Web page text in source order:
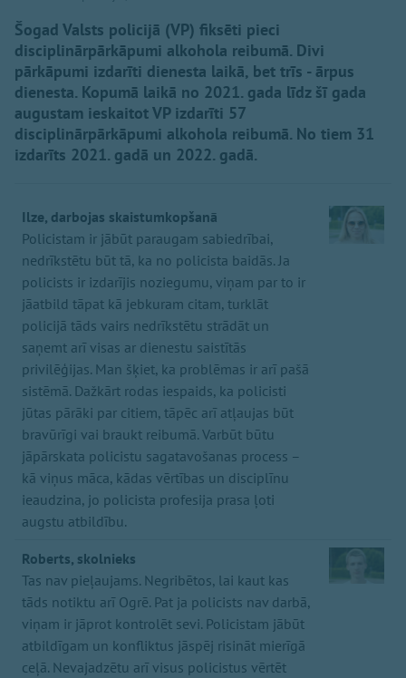
Šogad Valsts policijā (VP) fiksēti pieci
disciplinārpārkāpumi alkohola reibumā. Divi
pārkāpumi izdarīti dienesta laikā, bet trīs - ārpus
dienesta. Kopumā laikā no 2021. gada līdz šī gada
augustam ieskaitot VP izdarīti 57
disciplinārpārkāpumi alkohola reibumā. No tiem 31
izdarīts 2021. gadā un 2022. gadā.
Ilze, darbojas skaistumkopšanā
Policistam ir jābūt paraugam sabiedrībai,
nedrīkstētu būt tā, ka no policista baidās. Ja
policists ir izdarījis noziegumu, viņam par to ir
jāatbild tāpat kā jebkuram citam, turklāt
policijā tāds vairs nedrīkstētu strādāt un
saņemt arī visas ar dienestu saistītās
privilēģijas. Man šķiet, ka problēmas ir arī pašā
sistēmā. Dažkārt rodas iespaids, ka policisti
jūtas pārāki par citiem, tāpēc arī atļaujas būt
bravūrīgi vai braukt reibumā. Varbūt būtu
jāpārskata policistu sagatavošanas process –
kā viņus māca, kādas vērtības un disciplīnu
ieaudzina, jo policista profesija prasa ļoti
augstu atbildību.
Roberts, skolnieks
Tas nav pieļaujams. Negribētos, lai kaut kas
tāds notiktu arī Ogrē. Pat ja policists nav darbā,
viņam ir jāprot kontrolēt sevi. Policistam jābūt
atbildīgam un konfliktus jāspēj risināt mierīgā
ceļā. Nevajadzētu arī visus policistus vērtēt